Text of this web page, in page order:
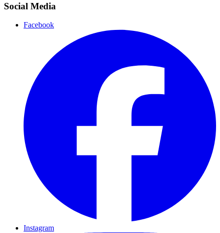
Social Media
Facebook
Instagram